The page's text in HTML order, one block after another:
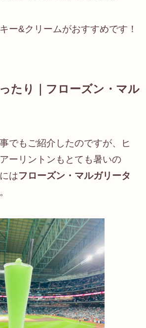
ー&クリームがおすすめです！
たり｜フローズン・マル
でもご紹介したのですが、ヒ
ーリントンもとても暑いの
はフローズン・マルガリータ